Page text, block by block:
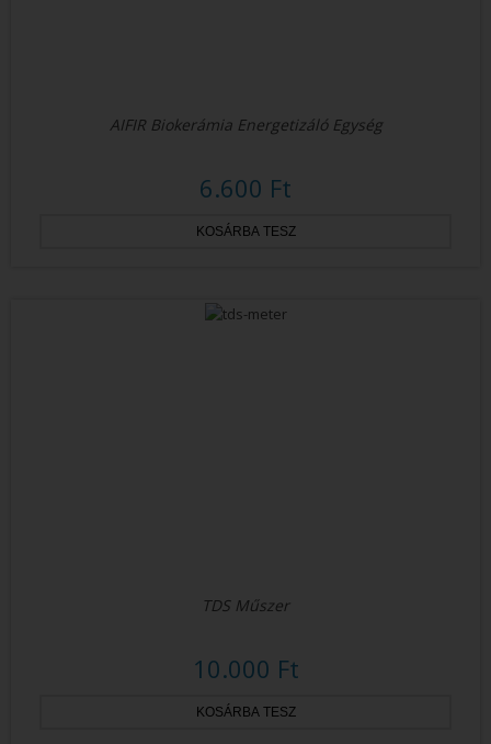
AIFIR Biokerámia Energetizáló Egység
6.600 Ft
TDS Műszer
10.000 Ft